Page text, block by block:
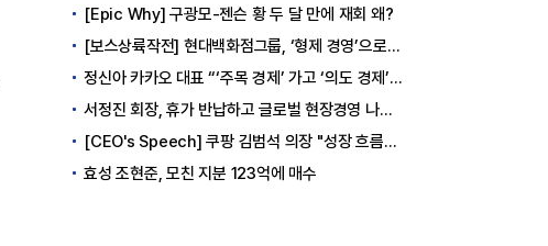
[Epic Why] 구광모-젠슨 황 두 달 만에 재회 왜?
[보스상륙작전] 현대백화점그룹, ‘형제 경영’으로 방향 틀었다
정신아 카카오 대표 “‘주목 경제’ 가고 ‘의도 경제’ 왔다”
서정진 회장, 휴가 반납하고 글로벌 현장경영 나선다
[CEO's Speech] 쿠팡 김범석 의장 "성장 흐름은 변하지 않았다"
효성 조현준, 모친 지분 123억에 매수